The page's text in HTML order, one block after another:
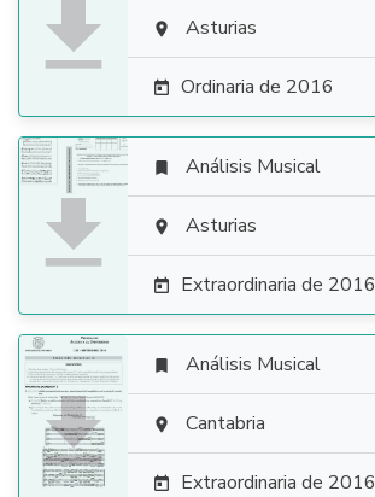
  Asturias
 Ordinaria de 2016

 Análisis Musical
 Asturias
 Extraordinaria de 2016

 Análisis Musical
 Cantabria
 Extraordinaria de 2016